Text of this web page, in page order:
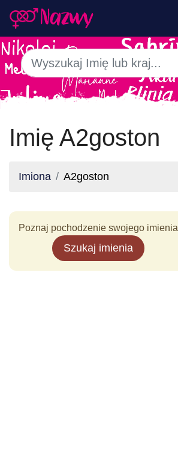
Imię A2goston
Imiona A2goston
Poznaj pochodzenie swojego imienia
Szukaj imienia